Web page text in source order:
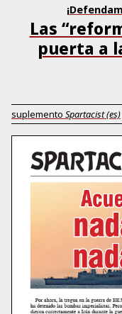
Las
puerta a
suplemento Spartacist (es)